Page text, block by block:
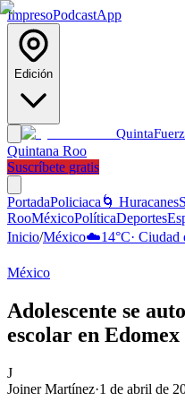
ImpresoPodcastApp
Edición
Quinta
Quintana Roo
Suscríbete gratis
PortadaPoliciaca 🌀 Huracanes
RooMéxicoPolíticaDeportes
Inicio/México☁️14°C· Ciudad
México
Adolescente se
escolar en Edomex
J
Joiner Martínez·1 de abril de